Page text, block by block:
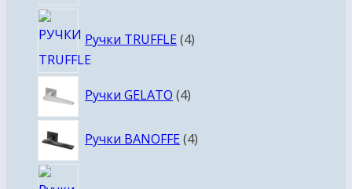
Ручки TRUFFLE 4товара
Ручки GELATO 44
Ручки BANOFFE 44